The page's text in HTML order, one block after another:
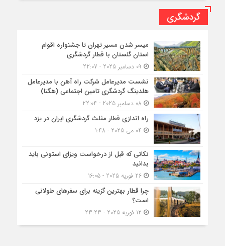
گردشگری
میسر شدن مسیر تهران تا جشنواره اقوام
استان گلستان با قطار گردشگری
نشست مدیرعامل شرکت راه آهن با مدیرعامل
هلدینگ گردشگری تامین اجتماعی (هگتا)
راه اندازی قطار مثلث گردشگری ایران در یزد
نکاتی که قبل از درخواست ویزای استونی باید
بدانید
26 فوریه 2025 - 16:05
چرا قطار بهترین گزینه برای سفرهای طولانی
است؟